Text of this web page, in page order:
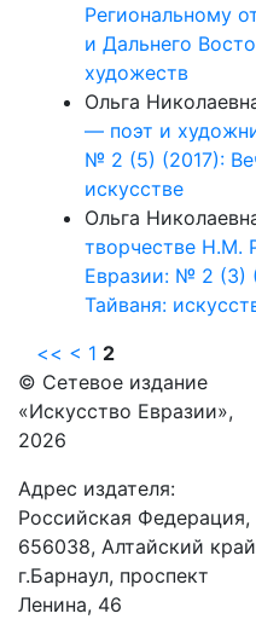
Региональному
и Дальнего
художеств
Ольга
— поэт и
№ 2 (5) (2017):
искусстве
Ольга
творчестве Н.М.
Евразии: № 2 (3)
Тайваня:
<< < 1 2
© Сетевое издание
«Искусство Евразии»,
2026
Адрес издателя:
Российская Федерация,
656038, Алтайский
г.Барнаул, проспект
Ленина, 46